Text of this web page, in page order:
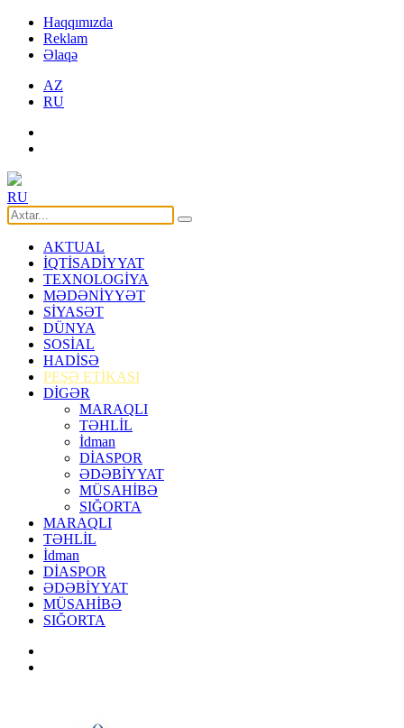
Haqqımızda
Reklam
Əlaqə
AZ
RU
RU
AKTUAL
İQTİSADİYYAT
TEXNOLOGİYA
MƏDƏNİYYƏT
SİYASƏT
DÜNYA
SOSİAL
HADİSƏ
PEŞƏ ETİKASI
DİGƏR
MARAQLI
TƏHLİL
İdman
DİASPOR
ƏDƏBİYYAT
MÜSAHİBƏ
SIĞORTA
MARAQLI
TƏHLİL
İdman
DİASPOR
ƏDƏBİYYAT
MÜSAHİBƏ
SIĞORTA